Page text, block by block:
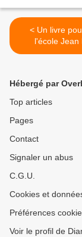
< Un livre pour l'été à
l'école Jean
Hébergé par
Top articles
Pages
Contact
Signaler un abus
C.G.U.
Cookies et
Préférences
Voir le profil de